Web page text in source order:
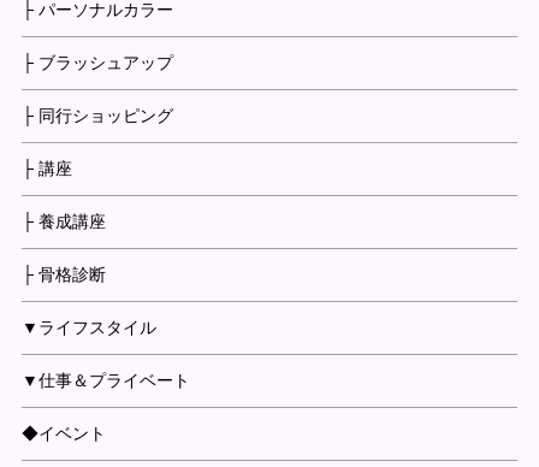
├ パーソナルカラー
├ ブラッシュアップ
├ 同行ショッピング
├ 講座
├ 養成講座
├ 骨格診断
▼ライフスタイル
▼仕事＆プライベート
◆イベント